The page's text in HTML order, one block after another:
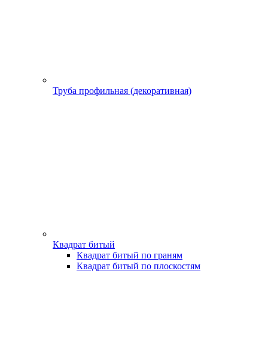
Труба профильная (декоративная)
Квадрат битый
Квадрат битый по граням
Квадрат битый по плоскостям